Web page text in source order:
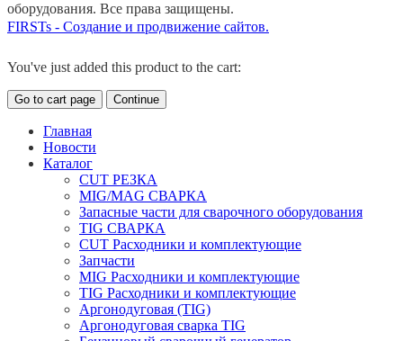
оборудования. Все права защищены.
FIRSTs - Создание и продвижение сайтов.
You've just added this product to the cart:
Go to cart page Continue
Главная
Новости
Каталог
CUT РЕЗКА
MIG/MAG СВАРКА
Запасные части для сварочного оборудования
TIG СВАРКА
CUT Расходники и комплектующие
Запчасти
MIG Расходники и комплектующие
TIG Расходники и комплектующие
Аргонодуговая (TIG)
Аргонодуговая сварка TIG